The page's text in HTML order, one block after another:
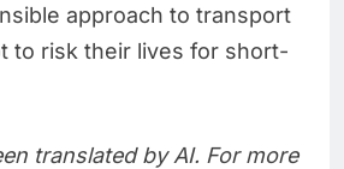
approach to transport
to risk their lives for short-
translated by AI. For more